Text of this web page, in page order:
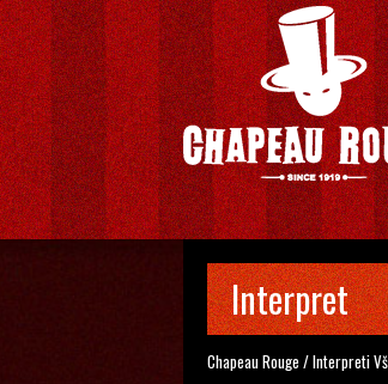
Interpret
Chapeau Rouge /Interpreti